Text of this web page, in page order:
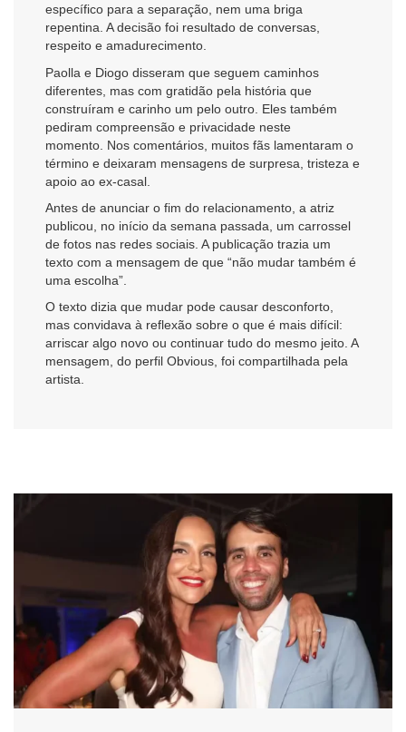
específico para a separação, nem uma briga
repentina. A decisão foi resultado de conversas,
respeito e amadurecimento.
Paolla e Diogo disseram que seguem caminhos
diferentes, mas com gratidão pela história que
construíram e carinho um pelo outro. Eles também
pediram compreensão e privacidade neste
momento. Nos comentários, muitos fãs lamentaram o
término e deixaram mensagens de surpresa, tristeza e
apoio ao ex-casal.
Antes de anunciar o fim do relacionamento, a atriz
publicou, no início da semana passada, um carrossel
de fotos nas redes sociais. A publicação trazia um
texto com a mensagem de que “não mudar também é
uma escolha”.
O texto dizia que mudar pode causar desconforto,
mas convidava à reflexão sobre o que é mais difícil:
arriscar algo novo ou continuar tudo do mesmo jeito. A
mensagem, do perfil Obvious, foi compartilhada pela
artista.